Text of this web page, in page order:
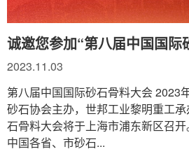
诚邀您参加“第八届中国国际
2023.11.03
第八届中国国际砂石骨料大会 2023
砂石协会主办，世邦工业黎明重工
石骨料大会将于上海市浦东新区召开
中国各省、市砂石...